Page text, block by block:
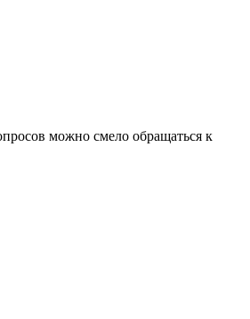
можно смело обращаться к